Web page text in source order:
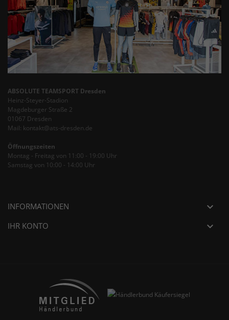
ABSOLUTE TEAMSPORT Dresden
Heinz-Steyer-Stadion
Magdeburger Straße 2
01067 Dresden
Mail: kontakt@ats-dresden.de
Öffnungszeiten
Montag - Freitag von 11:00 - 19:00 Uhr
Samstag von 10:00 - 14:00 Uhr
INFORMATIONEN 
IHR KONTO 